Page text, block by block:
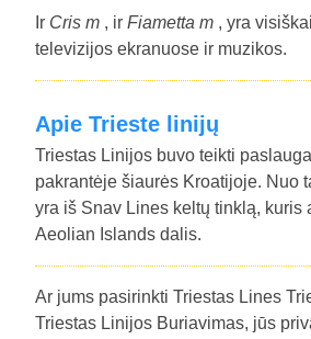
Ir Cris m , ir Fiametta m , yra
televizijos ekranuose ir muzikos.
Apie Trieste linijų
Triestas Linijos buvo teikti
pakrantėje šiaurės Kroatijoje. Nuo
yra iš Snav Lines keltų tinklą,
Aeolian Islands dalis.
Ar jums pasirinkti Triestas Lines
Triestas Linijos Buriavimas, jūs